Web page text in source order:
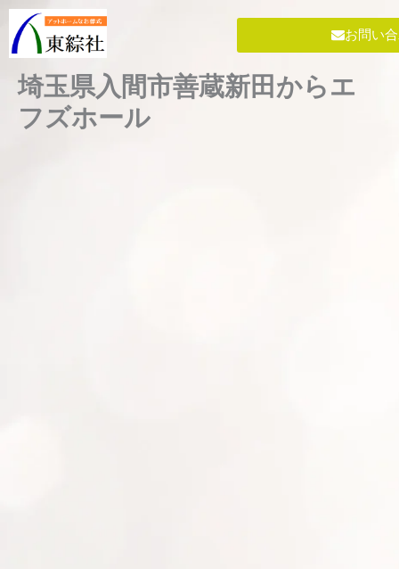
内
を
お問い
埼玉県入間市善蔵新田からエ
フズホール